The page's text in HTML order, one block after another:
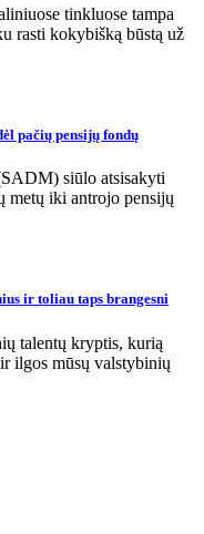
tinkluose tampa
rasti kokybišką būstą už
pačių pensijų fondų
siūlo atsisakyti
metų iki antrojo pensijų
ir toliau taps brangesni
talentų kryptis, kurią
ilgos mūsų valstybinių